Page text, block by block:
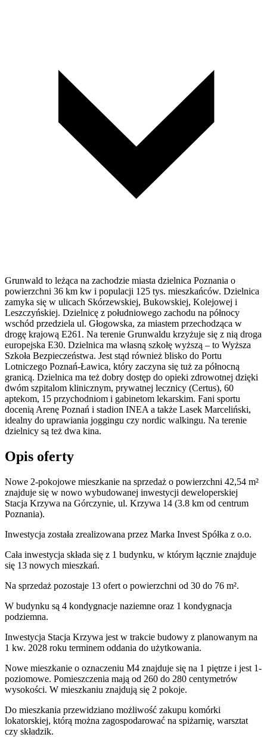
Grunwald to leżąca na zachodzie miasta dzielnica Poznania o
powierzchni 36 km kw i populacji 125 tys. mieszkańców. Dzielnica
zamyka się w ulicach Skórzewskiej, Bukowskiej, Kolejowej i
Leszczyńskiej. Dzielnicę z południowego zachodu na północy
wschód przedziela ul. Głogowska, za miastem przechodząca w
drogę krajową E261. Na terenie Grunwaldu krzyżuje się z nią droga
europejska E30. Dzielnica ma własną szkołę wyższą – to Wyższa
Szkoła Bezpieczeństwa. Jest stąd również blisko do Portu
Lotniczego Poznań-Ławica, który zaczyna się tuż za północną
granicą. Dzielnica ma też dobry dostęp do opieki zdrowotnej dzięki
dwóm szpitalom klinicznym, prywatnej lecznicy (Certus), 60
aptekom, 15 przychodniom i gabinetom lekarskim. Fani sportu
docenią Arenę Poznań i stadion INEA a także Lasek Marceliński,
idealny do uprawiania joggingu czy nordic walkingu. Na terenie
dzielnicy są też dwa kina.
Opis oferty
Nowe 2-pokojowe mieszkanie na sprzedaż o powierzchni 42,54 m²
znajduje się w nowo wybudowanej inwestycji deweloperskiej
Stacja Krzywa na Górczynie, ul. Krzywa 14 (3.8 km od centrum
Poznania).
Inwestycja została zrealizowana przez Marka Invest Spółka z o.o.
Cała inwestycja składa się z 1 budynku, w którym łącznie znajduje
się 13 nowych mieszkań.
Na sprzedaż pozostaje 13 ofert o powierzchni od 30 do 76 m².
W budynku są 4 kondygnacje naziemne oraz 1 kondygnacja
podziemna.
Inwestycja Stacja Krzywa jest w trakcie budowy z planowanym na
1 kw. 2028 roku terminem oddania do użytkowania.
Nowe mieszkanie o oznaczeniu M4 znajduje się na 1 piętrze i jest 1-
poziomowe. Pomieszczenia mają od 260 do 280 centymetrów
wysokości. W mieszkaniu znajdują się 2 pokoje.
Do mieszkania przewidziano możliwość zakupu komórki
lokatorskiej, którą można zagospodarować na spiżarnię, warsztat
czy składzik.